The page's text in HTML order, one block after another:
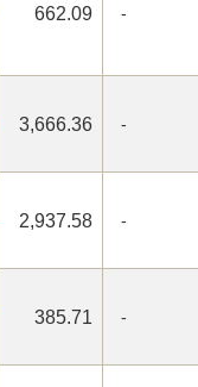
662.09 -
3,666.36 -
2,937.58 -
385.71 -